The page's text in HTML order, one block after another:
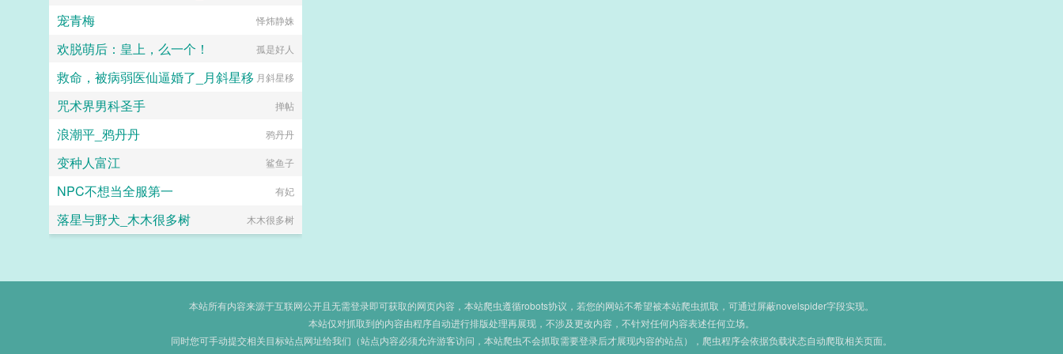
宠青梅 怿炜静姝
欢脱萌后：皇上，么一个！ 孤是好人
救命，被病弱医仙逼婚了_月斜星移 月斜星移
咒术界男科圣手 掸帖
浪潮平_鸦丹丹 鸦丹丹
变种人富江 鲨鱼子
NPC不想当全服第一 有妃
落星与野犬_木木很多树 木木很多树
本站所有内容来源于互联网公开且无需登录即可获取的网页内容，本站爬虫遵循robots协议，若您的网站不希望被本站爬虫抓取，可通过屏蔽novelspider字段实现。
本站仅对抓取到的内容由程序自动进行排版处理再展现，不涉及更改内容，不针对任何内容表述任何立场。
同时您可手动提交相关目标站点网址给我们（站点内容必须允许游客访问，本站爬虫不会抓取需要登录后才展现内容的站点），爬虫程序会依据负载状态自动爬取相关页面。